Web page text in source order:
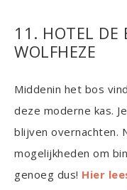
11. HOTEL DE
WOLFHEZE
Middenin het bos
deze moderne kas.
blijven overnachten.
mogelijkheden om
genoeg dus! Hier